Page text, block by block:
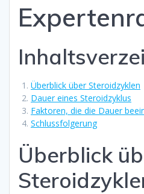
Überblick über Steroidzyklen
Dauer eines Steroidzyklus
Faktoren, die die Dauer
Schlussfolgerung
Überblick